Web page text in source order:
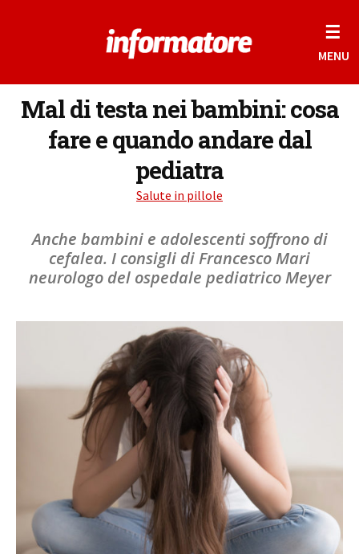
☰
MENU
Mal di testa nei bambini: cosa
fare e quando andare dal
pediatra
Salute in pillole
Anche bambini e adolescenti soffrono di
cefalea. I consigli di Francesco Mari
neurologo del ospedale pediatrico Meyer